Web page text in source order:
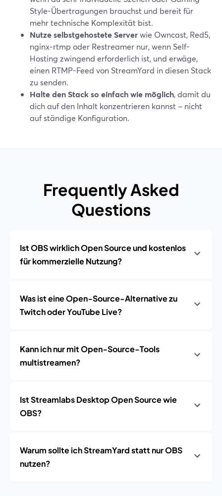
Style-Übertragungen brauchst und bereit für
mehr technische Komplexität bist.
Nutze selbstgehostete Serverwie Owncast, Red5,
nginx‑rtmp oder Restreamer nur, wenn Self-
Hosting zwingend erforderlich ist, und erwäge,
einen RTMP-Feed von StreamYard in diesen Stack
zu senden.
Halte den Stack so einfach wie möglich, damit du
dich auf den Inhalt konzentrieren kannst – nicht
auf ständige Konfiguration.
Frequently Asked
Questions
Ist OBS wirklich Open Source und kostenlos
für kommerzielle Nutzung?
Was ist eine Open‑Source-Alternative zu
Twitch oder YouTube Live?
Kann ich nur mit Open‑Source-Tools
multistreamen?
Ist Streamlabs Desktop Open Source wie
OBS?
Warum sollte ich StreamYard statt nur OBS
nutzen?